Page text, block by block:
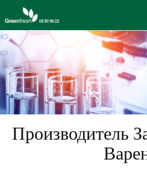
Производитель